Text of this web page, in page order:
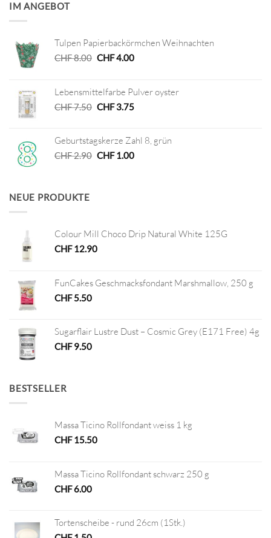
IM ANGEBOT
Tulpen Papierbackörmchen Weihnachten
CHF8.00 Ursprünglicher
CHF 8.00
CHF4.00Aktueller
CHF 4.00.
Lebensmittelfarbe Pulver oyster
CHF7.50 Ursprünglicher
CHF 7.50
CHF3.75Aktueller
CHF 3.75.
Geburtstagskerze Zahl 8, grün
CHF2.90 Ursprünglicher
CHF1.00Aktueller
NEUE PRODUKTE
Colour Mill Choco Drip Natural White 125G
CHF12.90
FunCakes Geschmacksfondant Marshmallow, 250 g
CHF5.50
Sugarflair Lustre Dust – Cosmic Grey (E171 Free) 4g
CHF9.50
BESTSELLER
Massa Ticino Rollfondant weiss 1 kg
CHF15.50
Massa Ticino Rollfondant schwarz 250 g
CHF6.00
Tortenscheibe - rund 26cm (1Stk.)